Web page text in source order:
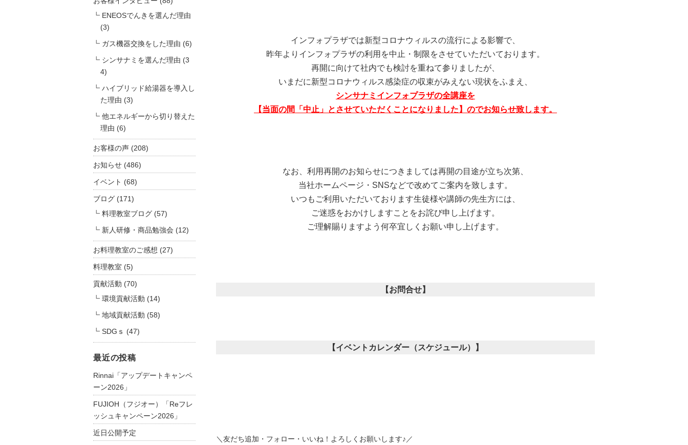
インフォプラザでは新型コロナウィルスの流行による影響で、
昨年よりインフォプラザの利用を中止・制限をさせていただいております。
再開に向けて社内でも検討を重ねて参りましたが、
いまだに新型コロナウィルス感染症の収束がみえない現状をふまえ、
シンサナミインフォプラザの全講座を
【当面の間「 中止」とさせていただくことになりました】のでお知らせ致します。
なお、利用再開のお知らせにつきましては再開の目途が立ち次第、
当社ホームページ・SNSなどで改めてご案内を致します。
いつもご利用いただいております生徒様や講師の先生方には、
ご迷惑をおかけしますことをお詫び申し上げます。
ご理解賜りますよう何卒宜しくお願い申し上げます。
【お問合せ】
【イベントカレンダー（スケジュール）】
＼友だち追加・フォロー・いいね！よろしくお願いします♪／
ENEOSでんきを選んだ理由
(3)
ガス機器交換をした理由 (6)
シンサナミを選んだ理由 (3
4)
ハイブリッド給湯器を導入し
た理由 (3)
他エネルギーから切り替えた
理由 (6)
お客様の声 (208)
お知らせ (486)
イベント (68)
ブログ (171)
料理教室ブログ(57)
新人研修・商品勉強会 (12)
お料理教室のご感想 (27)
料理教室 (5)
貢献活動 (70)
環境貢献活動 (14)
地域貢献活動 (58)
SDGｓ (47)
最近の投稿
Rinnai「アップデートキャンペ
ーン2026」
FUJIOH（フジオー）「Reフレ
ッシュキャンペーン2026」
近日公開予定